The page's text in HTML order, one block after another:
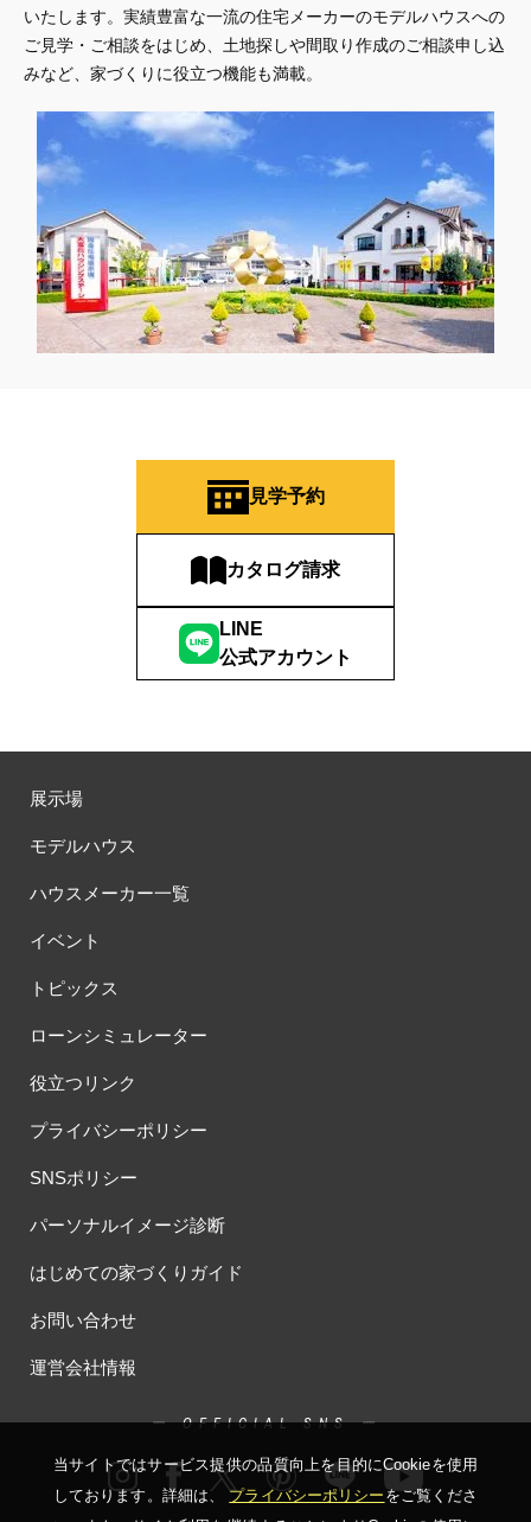
いたします。実績豊富な一流の住宅メーカーのモデルハウスへの
ご見学・ご相談をはじめ、土地探しや間取り作成のご相談申し込
みなど、家づくりに役立つ機能も満載。
見学予約
カタログ請求
LINE
公式アカウント
展示場
モデルハウス
ハウスメーカー一覧
イベント
トピックス
ローンシミュレーター
役立つリンク
プライバシーポリシー
SNSポリシー
パーソナルイメージ診断
はじめての家づくりガイド
お問い合わせ
運営会社情報
ー OFFICIAL SNS ー
当サイトではサービス提供の品質向上を⽬的にCookieを使⽤
しております。詳細は、プライバシーポリシー をご覧くださ